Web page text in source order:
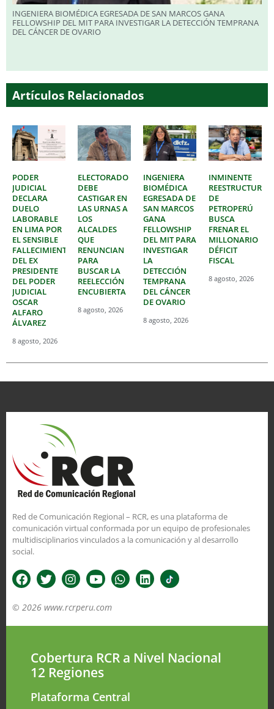
INGENIERA BIOMÉDICA EGRESADA DE SAN MARCOS GANA
FELLOWSHIP DEL MIT PARA INVESTIGAR LA DETECCIÓN TEMPRANA
DEL CÁNCER DE OVARIO
Artículos Relacionados
PODER
JUDICIAL
DECLARA
DUELO
LABORABLE
EN LIMA POR
EL SENSIBLE
FALLECIMIENTO
DEL EX
PRESIDENTE
DEL PODER
JUDICIAL
OSCAR
ALFARO
ÁLVAREZ
8 agosto, 2026
ELECTORADO
DEBE
CASTIGAR EN
LAS URNAS A
LOS
ALCALDES
QUE
RENUNCIAN
PARA
BUSCAR LA
REELECCIÓN
ENCUBIERTA
8 agosto, 2026
INGENIERA
BIOMÉDICA
EGRESADA DE
SAN MARCOS
GANA
FELLOWSHIP
DEL MIT PARA
INVESTIGAR
LA
DETECCIÓN
TEMPRANA
DEL CÁNCER
DE OVARIO
8 agosto, 2026
INMINENTE
DE
PETROPERÚ
BUSCA
FRENAR EL
MILLONARIO
DÉFICIT
FISCAL
8 agosto, 2026
Red de Comunicación Regional – RCR, es una plataforma de
comunicación virtual conformada por un equipo de profesionales
multidisciplinarios vinculados a la comunicación y al desarrollo
social.
© 2026 www.rcrperu.com
Cobertura RCR a Nivel Nacional
12 Regiones
Plataforma Central